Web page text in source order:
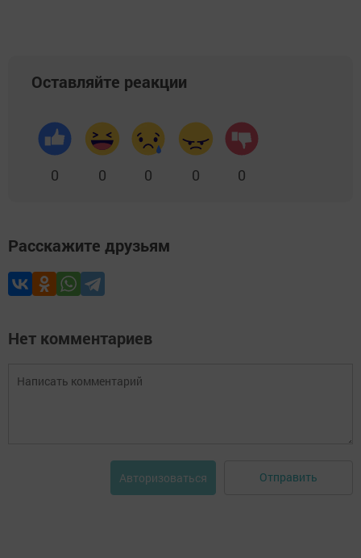
Оставляйте реакции
0 0 0 0 0
Расскажите друзьям
Нет комментариев
Авторизоваться Отправить